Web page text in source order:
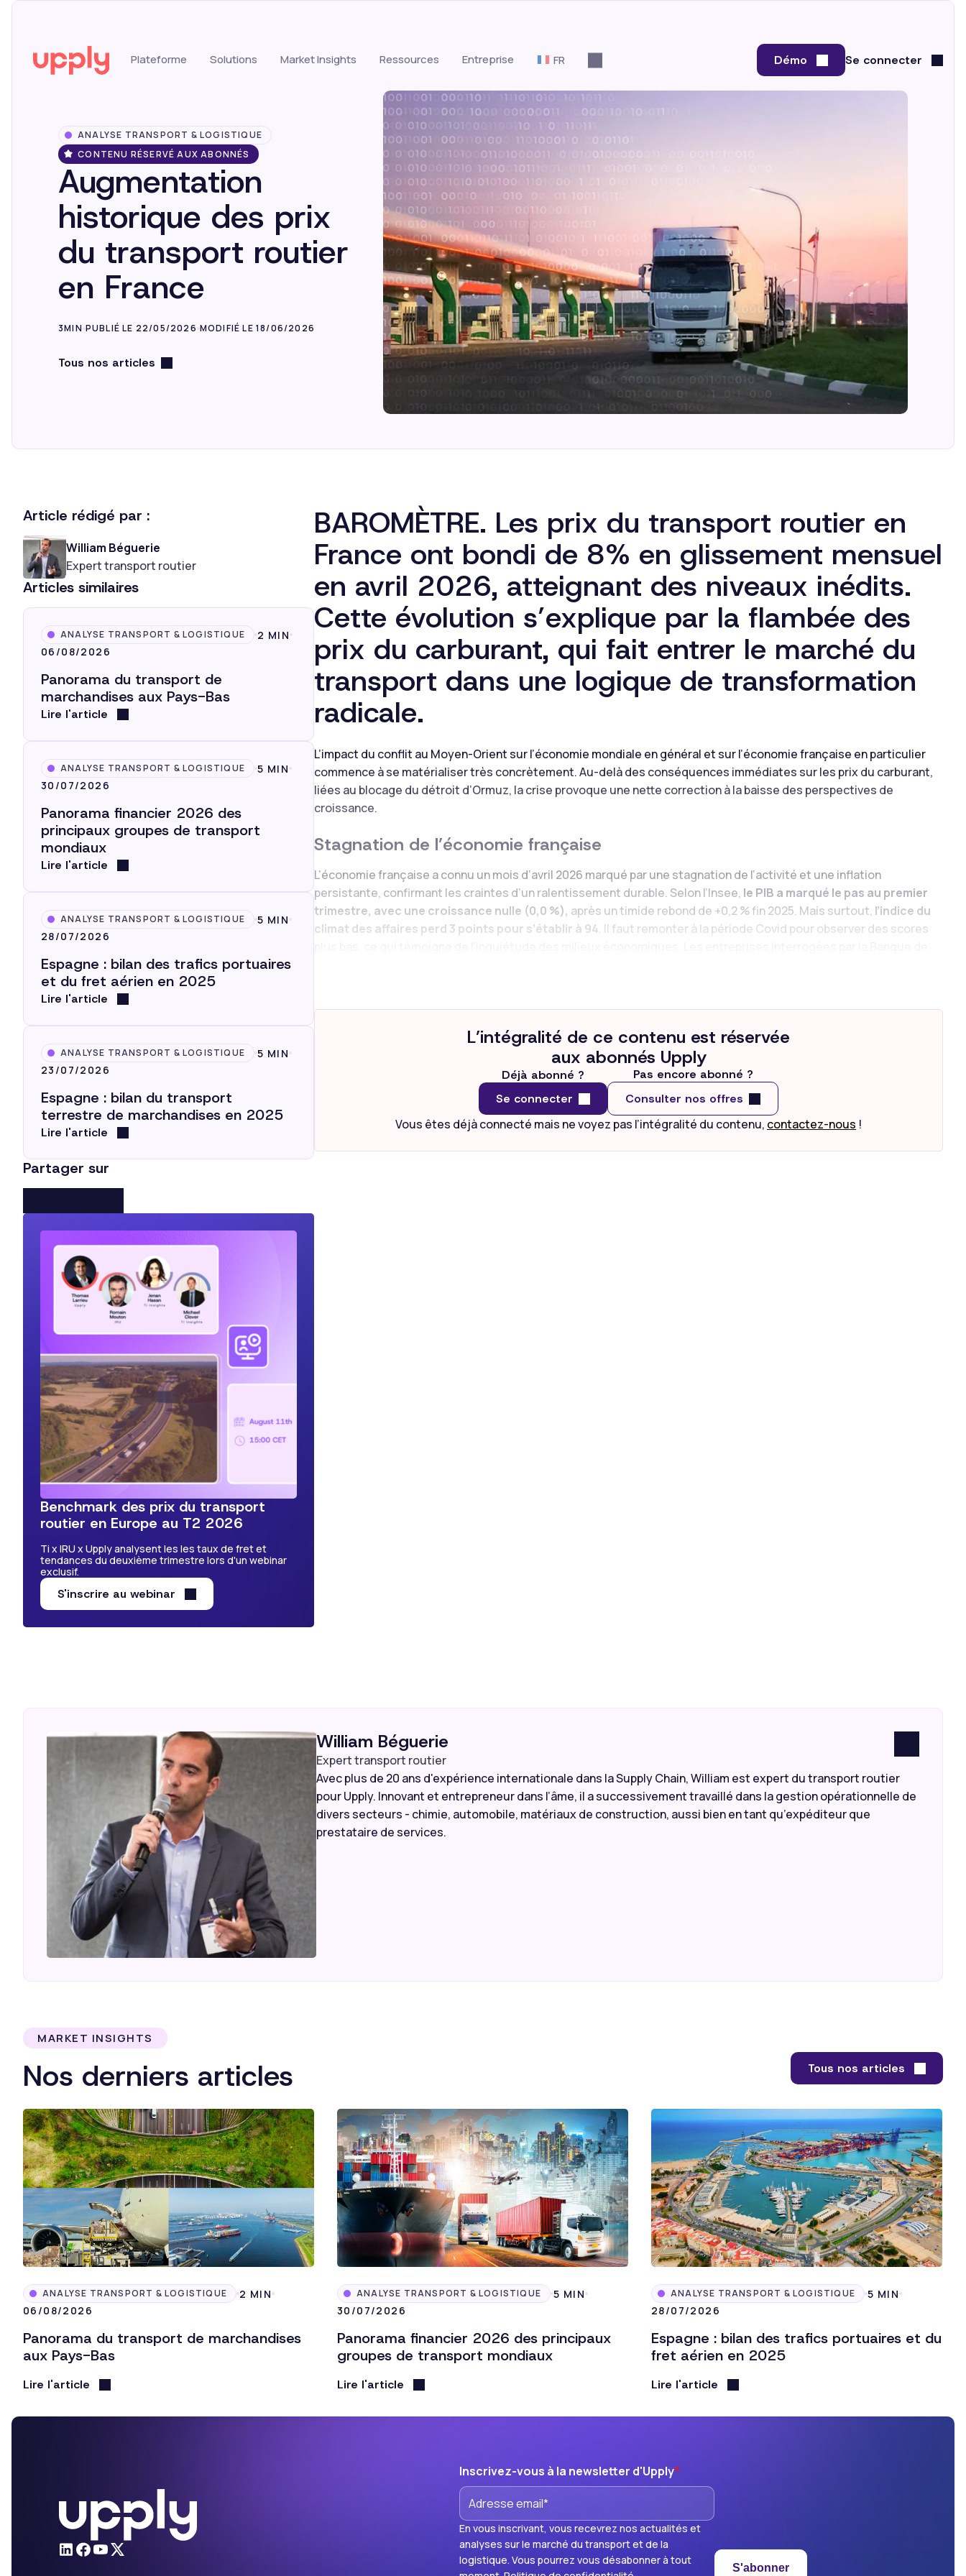
Plateforme Solutions Market Insights Ressources Entreprise FR Démo Se connecter
ANALYSE TRANSPORT & LOGISTIQUE
CONTENU RÉSERVÉ AUX ABONNÉS
Augmentation
historique des prix
du transport routier
en France
3MIN PUBLIÉ LE 22/05/2026 MODIFIÉ LE 18/06/2026
Tous nos articles
Article rédigé par :
William Béguerie
Expert transport routier
Articles similaires
ANALYSE TRANSPORT & LOGISTIQUE
2 MIN
06/08/2026
Panorama du transport de
marchandises aux Pays-Bas
Lire l'article
ANALYSE TRANSPORT & LOGISTIQUE
5 MIN
30/07/2026
Panorama financier 2026 des
principaux groupes de transport
mondiaux
Lire l'article
ANALYSE TRANSPORT & LOGISTIQUE
5 MIN
28/07/2026
Espagne : bilan des trafics portuaires
et du fret aérien en 2025
Lire l'article
ANALYSE TRANSPORT & LOGISTIQUE
5 MIN
23/07/2026
Espagne : bilan du transport
terrestre de marchandises en 2025
Lire l'article
Partager sur
Benchmark des prix du transport
routier en Europe au T2 2026
Ti x IRU x Upply analysent les les taux de fret et
tendances du deuxième trimestre lors d'un webinar
exclusif.
S'inscrire au webinar
BAROMÈTRE. Les prix du transport routier en
France ont bondi de 8% en glissement mensuel
en avril 2026, atteignant des niveaux inédits.
Cette évolution s’explique par la flambée des
prix du carburant, qui fait entrer le marché du
transport dans une logique de transformation
radicale.
L’impact du conflit au Moyen-Orient sur l’économie mondiale en général et sur l’économie française en particulier
commence à se matérialiser très concrètement. Au-delà des conséquences immédiates sur les prix du carburant,
liées au blocage du détroit d’Ormuz, la crise provoque une nette correction à la baisse des perspectives de
croissance.
Stagnation de l’économie française
L’économie française a connu un mois d’avril 2026 marqué par une stagnation de l’activité et une inflation
persistante, confirmant les craintes d’un ralentissement durable. Selon l’Insee, le PIB a marqué le pas au premier
trimestre, avec une croissance nulle (0,0 %), après un timide rebond de +0,2 % fin 2025. Mais surtout, l’indice du
climat des affaires perd 3 points pour s’établir à 94. Il faut remonter à la période Covid pour observer des scores
L’intégralité de ce contenu est réservée
aux abonnés Upply
Déjà abonné ?
Se connecter
Pas encore abonné ?
Consulter nos offres
Vous êtes déjà connecté mais ne voyez pas l’intégralité du contenu, contactez-nous !
William Béguerie
Expert transport routier
Avec plus de 20 ans d'expérience internationale dans la Supply Chain, William est expert du transport routier
pour Upply. Innovant et entrepreneur dans l’âme, il a successivement travaillé dans la gestion opérationnelle de
divers secteurs - chimie, automobile, matériaux de construction, aussi bien en tant qu’expéditeur que
prestataire de services.
MARKET INSIGHTS
Nos derniers articles Tous nos articles
ANALYSE TRANSPORT & LOGISTIQUE
2 MIN
06/08/2026
Panorama du transport de marchandises
aux Pays-Bas
Lire l'article
ANALYSE TRANSPORT & LOGISTIQUE
5 MIN
30/07/2026
Panorama financier 2026 des principaux
groupes de transport mondiaux
Lire l'article
ANALYSE TRANSPORT & LOGISTIQUE
5 MIN
28/07/2026
Espagne : bilan des trafics portuaires et du
fret aérien en 2025
Lire l'article
Inscrivez-vous à la newsletter d'Upply*
En vous inscrivant, vous recevrez nos actualités et
analyses sur le marché du transport et de la
logistique. Vous pourrez vous désabonner à tout
S'abonner